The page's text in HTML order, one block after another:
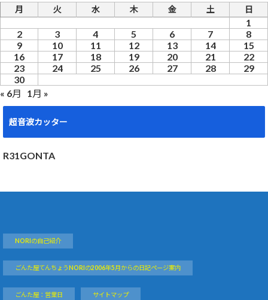
月
火 水 木 金 土 日
1
2
3 4 5 6 7
8
9
10 11 12 13 14
15
16
17 18 19 20 21
22
23
24 25 26 27 28
29
30
« 6月
1月 »
超音波カッター
R31GONTA
NORIの自己紹介
ごんた屋てんちょうNORIの2006年5月からの日記ページ案内
ごんた屋：営業日 サイトマップ